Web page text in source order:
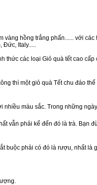
hồng trắng phấn...... với
Đức, Italy.....
thức các loại Giỏ quà tết cao
thì một giỏ quà Tết chu đáo
màu sắc. Trong những
vẫn phải kể đến đó là trà.
buộc phải có đó là rượu, nhất